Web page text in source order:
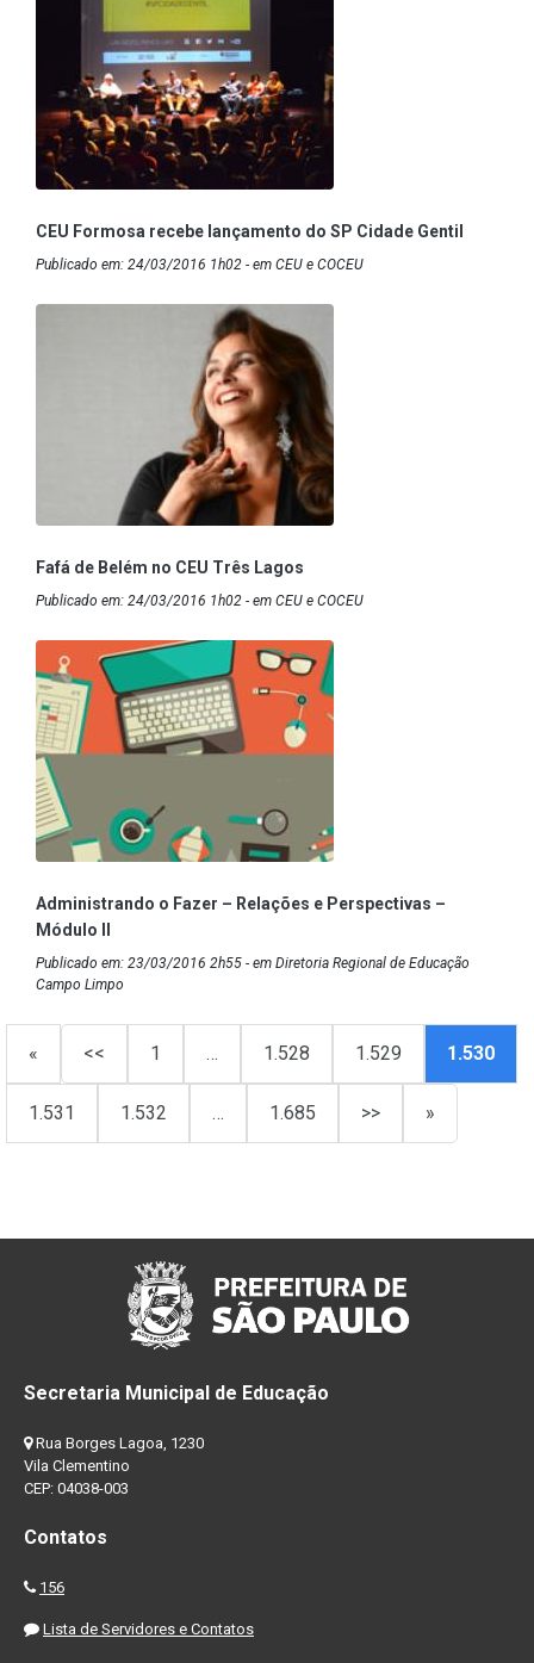
CEU Formosa recebe lançamento do SP Cidade Gentil
Publicado em: 24/03/2016 1h02 - em CEU e COCEU
Fafá de Belém no CEU Três Lagos
Publicado em: 24/03/2016 1h02 - em CEU e COCEU
Administrando o Fazer – Relações e Perspectivas –
Módulo II
Publicado em: 23/03/2016 2h55 - em Diretoria Regional de Educação
Campo Limpo
« << 1 … 1.528 1.529 1.530
1.531 1.532 … 1.685 >> »
Secretaria Municipal de Educação
Rua Borges Lagoa, 1230
Vila Clementino
CEP: 04038-003
Contatos
156
Lista de Servidores e Contatos